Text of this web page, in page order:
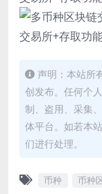
声明：本站所
创发布。任何个
制、盗用、采集
体平台。如若本
们进行处理。
币种 币种